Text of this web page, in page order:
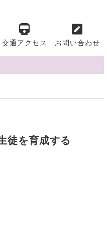
交通アクセス お問い合わせ
徒を育成する